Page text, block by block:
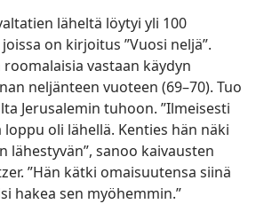
läheltä löytyi yli 100
on kirjoitus ”Vuosi neljä”.
vastaan käydyn
neljänteen vuoteen (69–70). Tuo
Jerusalemin tuhoon. ”Ilmeisesti
oli lähellä. Kenties hän näki
lähestyvän”, sanoo kaivausten
”Hän kätki omaisuutensa siinä
hakea sen myöhemmin.”